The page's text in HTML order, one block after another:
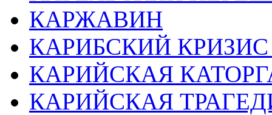
КАРЖАВИН
КАРИБСКИЙ КРИЗИС
КАРИЙСКАЯ
КАРИЙСКАЯ